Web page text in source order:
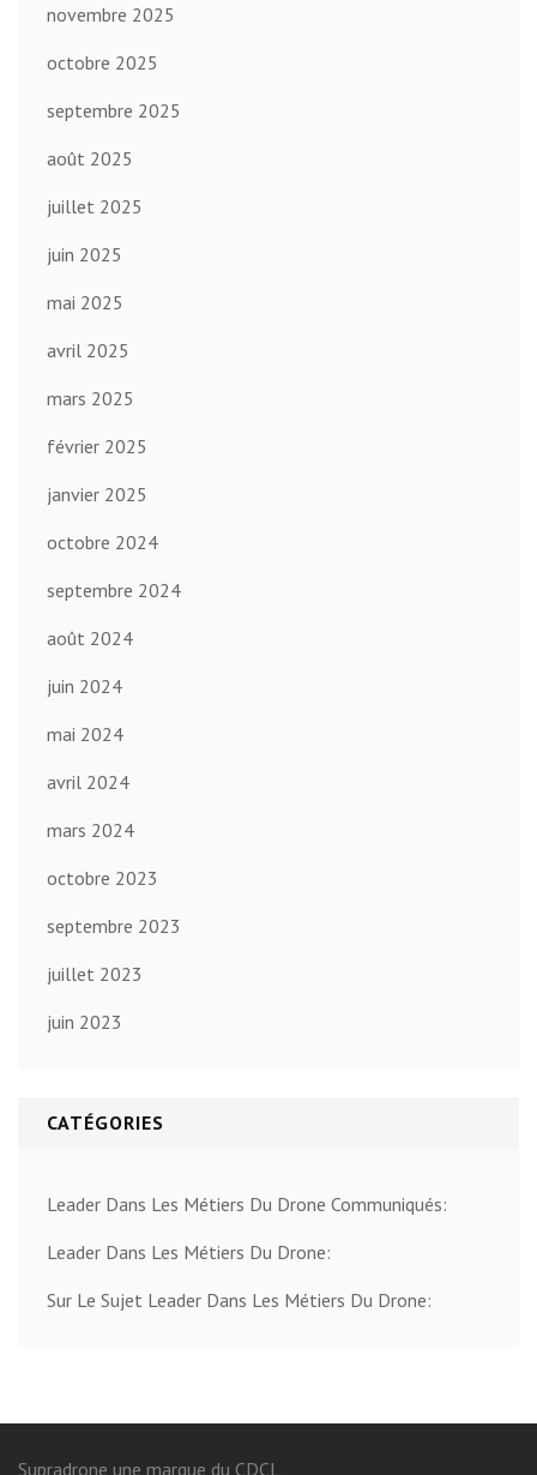
novembre 2025
octobre 2025
septembre 2025
août 2025
juillet 2025
juin 2025
mai 2025
avril 2025
mars 2025
février 2025
janvier 2025
octobre 2024
septembre 2024
août 2024
juin 2024
mai 2024
avril 2024
mars 2024
octobre 2023
septembre 2023
juillet 2023
juin 2023
CATÉGORIES
Leader Dans Les Métiers Du Drone Communiqués:
Leader Dans Les Métiers Du Drone:
Sur Le Sujet Leader Dans Les Métiers Du Drone:
Supradrone une marque du CDCL